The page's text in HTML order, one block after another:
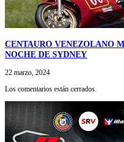
CENTAURO VENEZOLANO
NOCHE DE SYDNEY
22 marzo, 2024
Los comentarios están cerrados.